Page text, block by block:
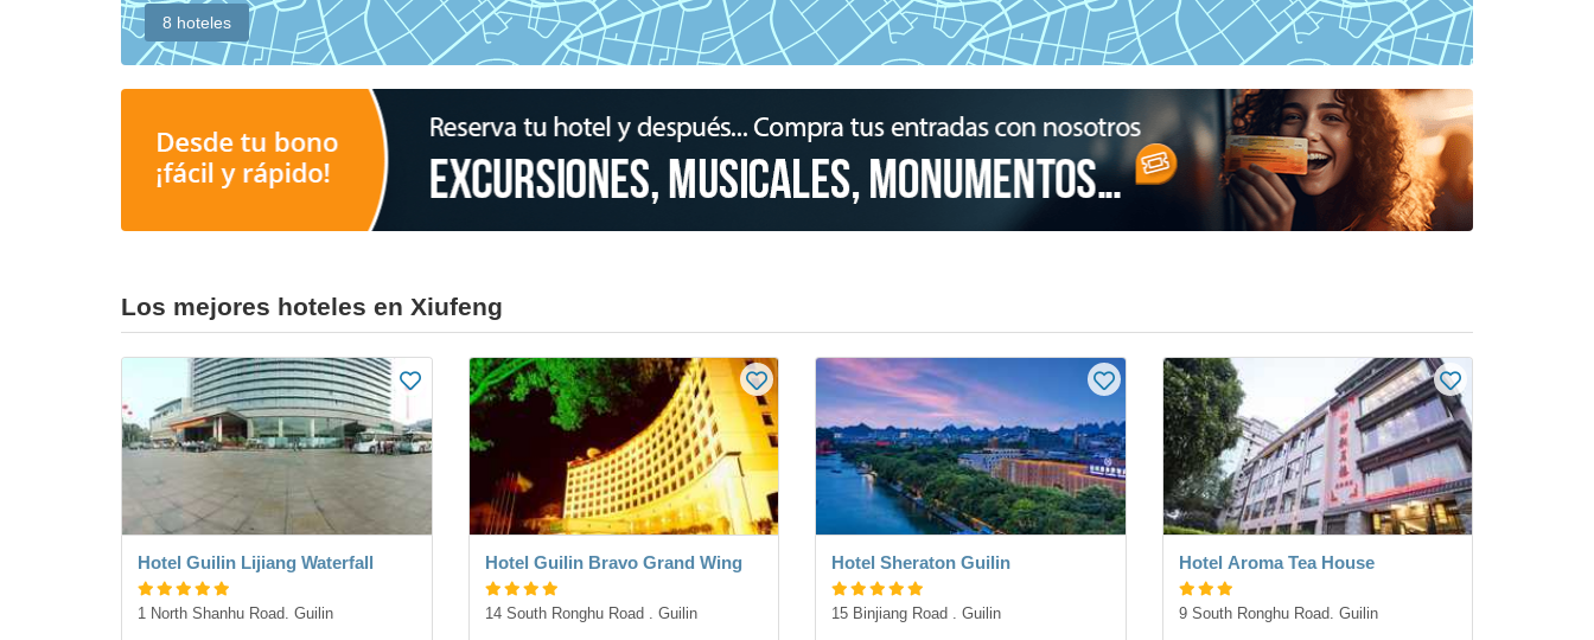
8 hoteles
Los mejores hoteles en Xiufeng
Hotel Guilin Lijiang Waterfall
1 North Shanhu Road. Guilin
Hotel Guilin Bravo Grand Wing
14 South Ronghu Road . Guilin
Hotel Sheraton Guilin
15 Binjiang Road . Guilin
Hotel Aroma Tea House
9 South Ronghu Road. Guilin